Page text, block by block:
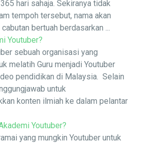
hari sahaja. Sekiranya tidak
tempoh tersebut, nama akan
bertuah berdasarkan ...
Youtuber?
sebuah organisasi yang
melatih Guru menjadi Youtuber
pendidikan di Malaysia. Selain
untuk
konten ilmiah ke dalam pelantar
Youtuber?
yang mungkin Youtuber untuk